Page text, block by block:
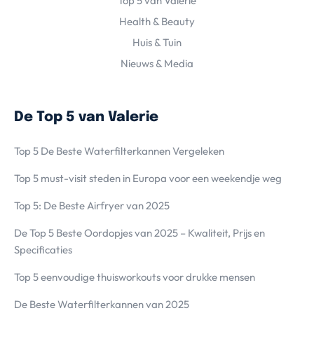
Health & Beauty
Huis & Tuin
Nieuws & Media
De Top 5 van Valerie
Top 5 De Beste Waterfilterkannen Vergeleken
Top 5 must-visit steden in Europa voor een weekendje weg
Top 5: De Beste Airfryer van 2025
De Top 5 Beste Oordopjes van 2025 – Kwaliteit, Prijs en
Specificaties
Top 5 eenvoudige thuisworkouts voor drukke mensen
De Beste Waterfilterkannen van 2025